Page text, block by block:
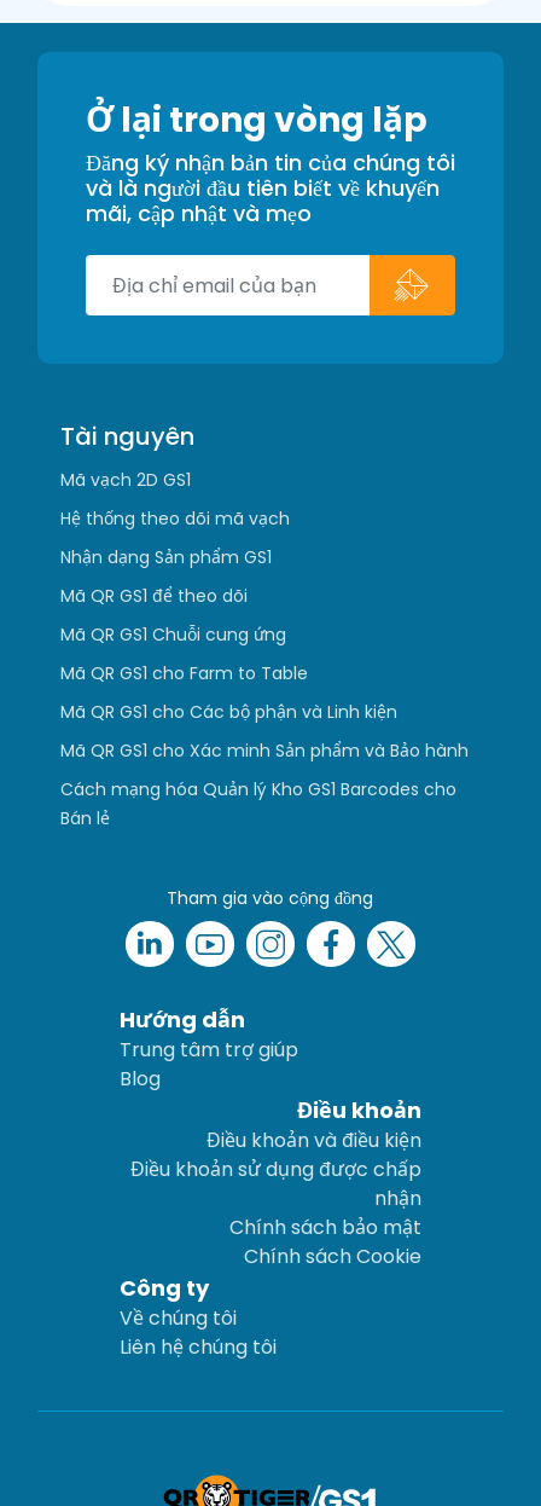
Ở lại trong vòng lặp
Đăng ký nhận bản tin của chúng tôi
và là người đầu tiên biết về khuyến
mãi, cập nhật và mẹo
Tài nguyên
Mã vạch 2D GS1
Hệ thống theo dõi mã vạch
Nhận dạng Sản phẩm GS1
Mã QR GS1 để theo dõi
Mã QR GS1 Chuỗi cung ứng
Mã QR GS1 cho Farm to Table
Mã QR GS1 cho Các bộ phận và Linh kiện
Mã QR GS1 cho Xác minh Sản phẩm và Bảo hành
Cách mạng hóa Quản lý Kho GS1 Barcodes cho
Bán lẻ
Tham gia vào cộng đồng
Hướng dẫn
Trung tâm trợ giúp
Blog
Điều khoản
Điều khoản và điều kiện
Điều khoản sử dụng được chấp
nhận
Chính sách bảo mật
Chính sách Cookie
Công ty
Về chúng tôi
Liên hệ chúng tôi